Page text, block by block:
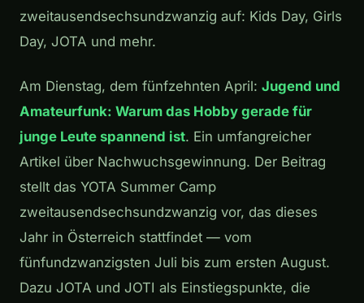
zweitausendsechsundzwanzig auf: Kids Day, Girls
Day, JOTA und mehr.
Am Dienstag, dem fünfzehnten April: Jugend und
Amateurfunk: Warum das Hobby gerade für
junge Leute spannend ist. Ein umfangreicher
Artikel über Nachwuchsgewinnung. Der Beitrag
stellt das YOTA Summer Camp
zweitausendsechsundzwanzig vor, das dieses
Jahr in Österreich stattfindet — vom
fünfundzwanzigsten Juli bis zum ersten August.
Dazu JOTA und JOTI als Einstiegspunkte, die